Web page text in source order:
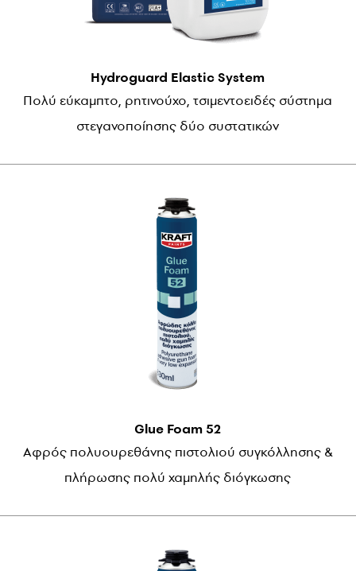
Hydroguard Elastic System
Πολύ εύκαμπτο, ρητινούχο, τσιμεντοειδές σύστημα
στεγανοποίησης δύο συστατικών
Glue Foam 52
Αφρός πολυουρεθάνης πιστολιού συγκόλλησης &
πλήρωσης πολύ χαμηλής διόγκωσης